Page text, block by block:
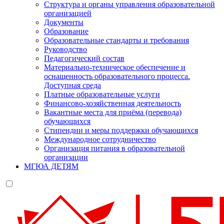
Структура и органы управления образовательной
организацией
Документы
Образование
Образовательные стандарты и требования
Руководство
Педагогический состав
Материально-техническое обеспечение и
оснащенность образовательного процесса.
Доступная среда
Платные образовательные услуги
Финансово-хозяйственная деятельность
Вакантные места для приёма (перевода)
обучающихся
Стипендии и меры поддержки обучающихся
Международное сотрудничество
Организация питания в образовательной
организации
МГЮА ДЕТЯМ